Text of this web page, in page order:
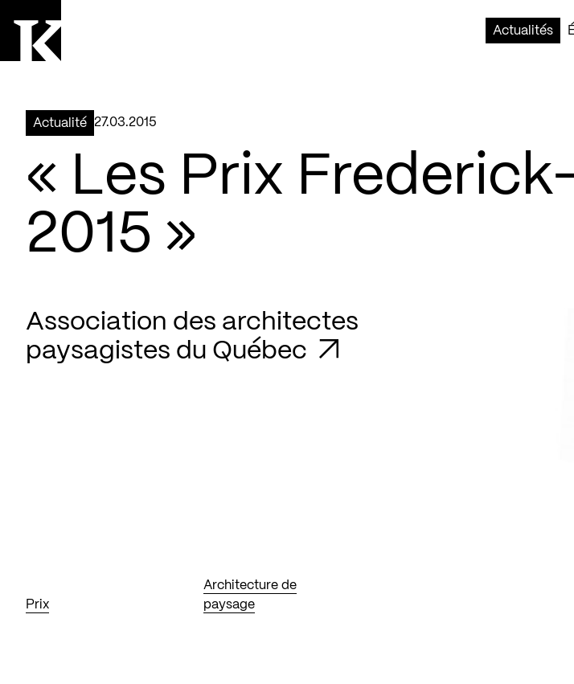
Actualités
Actualité 27.03.2015
« Les Prix
2015 »
Association des architectes
paysagistes du Québec
Prix
Architecture de
paysage